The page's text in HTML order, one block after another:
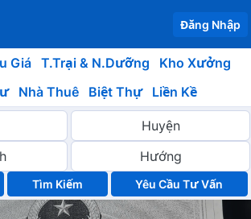
Đăng Nhập
Giá T.Trại & N.Dưỡng
Kho Xưởng
Nhà Thuê Biệt Thự Liền Kề
Yêu Cầu Tư Vấn